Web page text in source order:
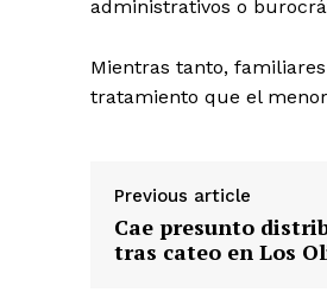
administrativos o
Mientras tanto,
tratamiento que el
Previous article
Cae presunto
tras cateo en Los